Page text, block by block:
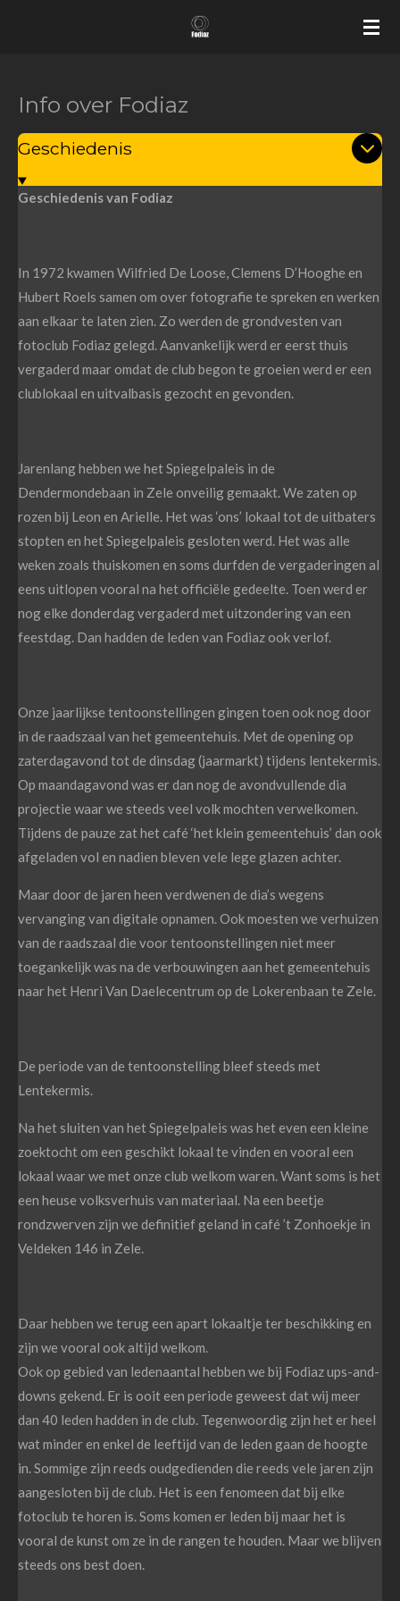
hoofdinhoud
Info over Fodiaz
Geschiedenis
Geschiedenis van Fodiaz
In 1972 kwamen Wilfried De Loose, Clemens D’Hooghe en
Hubert Roels samen om over fotografie te spreken en werken
aan elkaar te laten zien. Zo werden de grondvesten van
fotoclub Fodiaz gelegd. Aanvankelijk werd er eerst thuis
vergaderd maar omdat de club begon te groeien werd er een
clublokaal en uitvalbasis gezocht en gevonden.
Jarenlang hebben we het Spiegelpaleis in de
Dendermondebaan in Zele onveilig gemaakt. We zaten op
rozen bij Leon en Arielle. Het was ‘ons’ lokaal tot de uitbaters
stopten en het Spiegelpaleis gesloten werd. Het was alle
weken zoals thuiskomen en soms durfden de vergaderingen al
eens uitlopen vooral na het officiële gedeelte. Toen werd er
nog elke donderdag vergaderd met uitzondering van een
feestdag. Dan hadden de leden van Fodiaz ook verlof.
Onze jaarlijkse tentoonstellingen gingen toen ook nog door
in de raadszaal van het gemeentehuis. Met de opening op
zaterdagavond tot de dinsdag (jaarmarkt) tijdens lentekermis.
Op maandagavond was er dan nog de avondvullende dia
projectie waar we steeds veel volk mochten verwelkomen.
Tijdens de pauze zat het café ‘het klein gemeentehuis’ dan ook
afgeladen vol en nadien bleven vele lege glazen achter.
Maar door de jaren heen verdwenen de dia’s wegens
vervanging van digitale opnamen. Ook moesten we verhuizen
van de raadszaal die voor tentoonstellingen niet meer
toegankelijk was na de verbouwingen aan het gemeentehuis
naar het Henri Van Daelecentrum op de Lokerenbaan te Zele.
De periode van de tentoonstelling bleef steeds met
Lentekermis.
Na het sluiten van het Spiegelpaleis was het even een kleine
zoektocht om een geschikt lokaal te vinden en vooral een
lokaal waar we met onze club welkom waren. Want soms is het
een heuse volksverhuis van materiaal. Na een beetje
rondzwerven zijn we definitief geland in café ’t Zonhoekje in
Veldeken 146 in Zele.
Daar hebben we terug een apart lokaaltje ter beschikking en
zijn we vooral ook altijd welkom.
Ook op gebied van ledenaantal hebben we bij Fodiaz ups-and-
downs gekend. Er is ooit een periode geweest dat wij meer
dan 40 leden hadden in de club. Tegenwoordig zijn het er heel
wat minder en enkel de leeftijd van de leden gaan de hoogte
in. Sommige zijn reeds oudgedienden die reeds vele jaren zijn
aangesloten bij de club. Het is een fenomeen dat bij elke
fotoclub te horen is. Soms komen er leden bij maar het is
vooral de kunst om ze in de rangen te houden. Maar we blijven
steeds ons best doen.